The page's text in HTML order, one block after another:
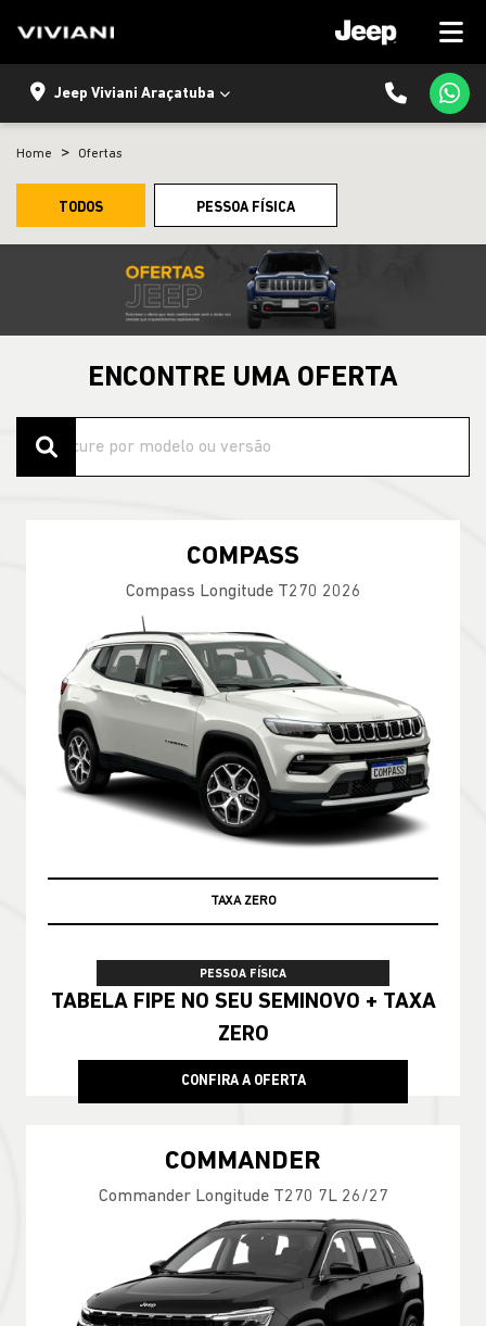
Jeep Viviani Araçatuba
Home Ofertas
TODOS PESSOA FÍSICA
ENCONTRE UMA OFERTA
COMPASS
Compass Longitude T270 2026
TAXA ZERO
PESSOA FÍSICA
TABELA FIPE NO SEU SEMINOVO + TAXA
ZERO
CONFIRA A OFERTA
COMMANDER
Commander Longitude T270 7L 26/27